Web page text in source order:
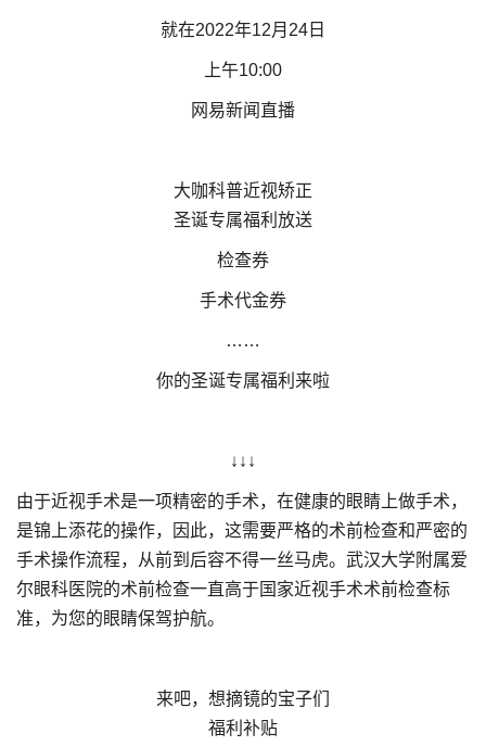
就在2022年12月24日
上午10:00
网易新闻直播
大咖科普近视矫正
圣诞专属福利放送
检查券
手术代金券
……
你的圣诞专属福利来啦
↓↓↓
由于近视手术是一项精密的手术，在健康的眼睛上做手术，
是锦上添花的操作，因此，这需要严格的术前检查和严密的
手术操作流程，从前到后容不得一丝马虎。武汉大学附属爱
尔眼科医院的术前检查一直高于国家近视手术术前检查标
准，为您的眼睛保驾护航。
来吧，想摘镜的宝子们
福利补贴